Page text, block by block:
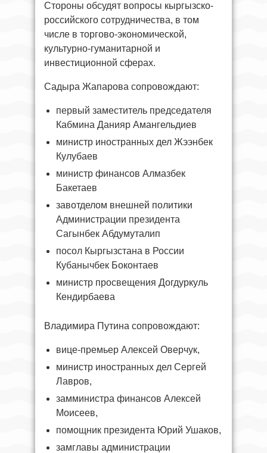
Стороны обсудят вопросы кыргызско-
российского сотрудничества, в том
числе в торгово-экономической,
культурно-гуманитарной и
инвестиционной сферах.
Садыра Жапарова сопровождают:
первый заместитель председателя
Кабмина Данияр Амангельдиев
министр иностранных дел Жээнбек
Кулубаев
министр финансов Алмазбек
Бакетаев
завотделом внешней политики
Администрации президента
Сагынбек Абдумуталип
посол Кыргызстана в России
Кубанычбек Боконтаев
министр просвещения Догдуркуль
Кендирбаева
Владимира Путина сопровождают:
вице-премьер Алексей Оверчук,
министр иностранных дел Сергей
Лавров,
замминистра финансов Алексей
Моисеев,
помощник президента Юрий Ушаков,
замглавы администрации